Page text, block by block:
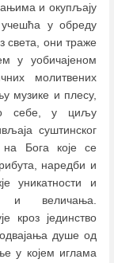
и окупљају
учешћа у обреду
света, они траже
у уобичајеном
молитвених
музике и плесу,
себе, у циљу
суштинског
Бога које се
наредби и
уникатности и
и величања.
кроз јединство
душе од
у којем иглама